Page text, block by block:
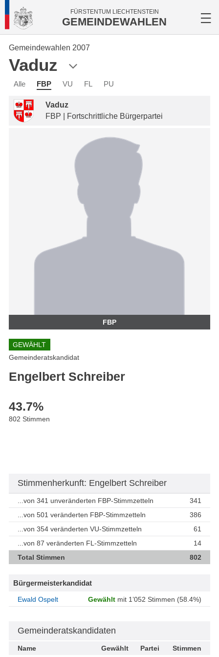
FÜRSTENTUM LIECHTENSTEIN
GEMEINDEWAHLEN
Gemeindewahlen 2007
Vaduz
Alle FBP VU FL PU
Vaduz
FBP | Fortschrittliche Bürgerpartei
FBP
GEWÄHLT
Gemeinderatskandidat
Engelbert Schreiber
43.7%
802 Stimmen
Stimmenherkunft: Engelbert Schreiber
...von 341 unveränderten FBP-Stimmzetteln
341
...von 501 veränderten FBP-Stimmzetteln
386
...von 354 veränderten VU-Stimmzetteln
61
...von 87 veränderten FL-Stimmzetteln
14
Total Stimmen
802
Bürgermeisterkandidat
Ewald Ospelt Gewählt mit 1’052 Stimmen (58.4%)
Gemeinderatskandidaten
Name Gewählt Partei Stimmen